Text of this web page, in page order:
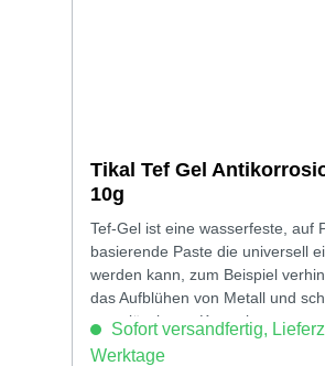
Tikal Tef Gel
10g
Tef-Gel ist eine wasserfeste, auf
basierende Paste die universell
werden kann, zum Beispiel
das Aufblühen von Metall und
zuverlässig vor Korrosion.
Sofort versandfertig,
Werktage